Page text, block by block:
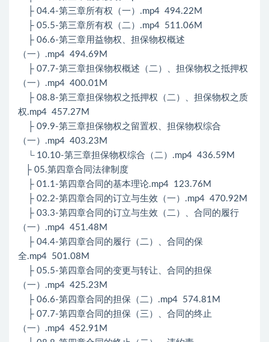
├ 04.4-第三章所有权（一）.mp4 494.22M
├ 05.5-第三章所有权（二）.mp4 511.06M
├ 06.6-第三章用益物权、担保物权概述
（一）.mp4 494.69M
├ 07.7-第三章担保物权概述（二）、担保物权之抵押权
（一）.mp4 400.01M
├ 08.8-第三章担保物权之抵押权（二）、担保物权之质
权.mp4 457.27M
├ 09.9-第三章担保物权之留置权、担保物权综合
（一）.mp4 403.23M
└ 10.10-第三章担保物权综合（二）.mp4 436.59M
├ 05.第四章合同法律制度
├ 01.1-第四章合同的基本理论.mp4 123.76M
├ 02.2-第四章合同的订立与生效（一）.mp4 470.92M
├ 03.3-第四章合同的订立与生效（二）、合同的履行
（一）.mp4 451.48M
├ 04.4-第四章合同的履行（二）、合同的保
全.mp4 501.08M
├ 05.5-第四章合同的变更与转让、合同的担保
（一）.mp4 425.23M
├ 06.6-第四章合同的担保（二）.mp4 574.81M
├ 07.7-第四章合同的担保（三）、合同的终止
（一）.mp4 452.91M